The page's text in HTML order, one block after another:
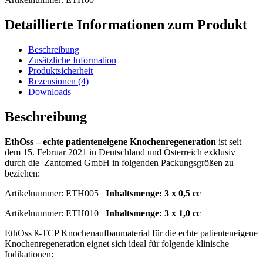
/
patienteneigene
Menge
Detaillierte Informationen zum Produkt
Beschreibung
Zusätzliche Information
Produktsicherheit
Rezensionen (4)
Downloads
Beschreibung
EthOss – echte patienteneigene Knochenregeneration ist seit
dem 15. Februar 2021 in Deutschland und Österreich exklusiv
durch die Zantomed GmbH in folgenden Packungsgrößen zu
beziehen:
Artikelnummer: ETH005 Inhaltsmenge: 3 x 0,5 cc
Artikelnummer: ETH010 Inhaltsmenge: 3 x 1,0 cc
EthOss ß-TCP Knochenaufbaumaterial für die echte patienteneigene
Knochenregeneration eignet sich ideal für folgende klinische
Indikationen: